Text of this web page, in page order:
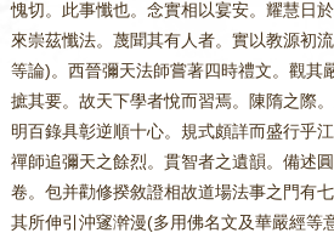
愧切。此事懺也。念實相以宴安。耀慧日
來崇茲懺法。蔑聞其有人者。實以教源初
等論)。西晉彌天法師嘗著四時禮文。觀其
摭其要。故天下學者悅而習焉。陳隋之際
明百錄具彰逆順十心。規式頗詳而盛行乎
禪師追彌天之餘烈。貫智者之遺韻。備述
卷。包并勸修揆敘證相故道場法事之門有
其所伸引沖䆳澣漫(多用佛名文及華嚴經等